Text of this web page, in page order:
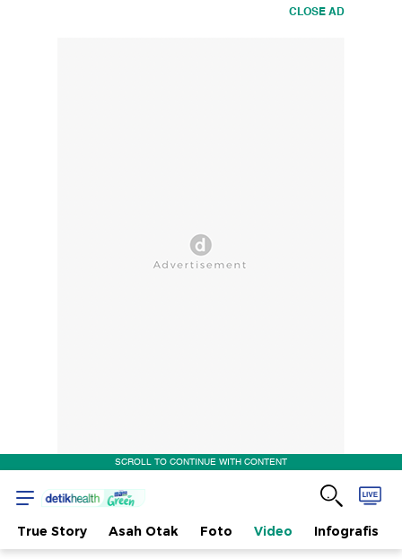
CLOSE AD
SCROLL TO CONTINUE WITH CONTENT
True Story Asah Otak Foto Video Infografis